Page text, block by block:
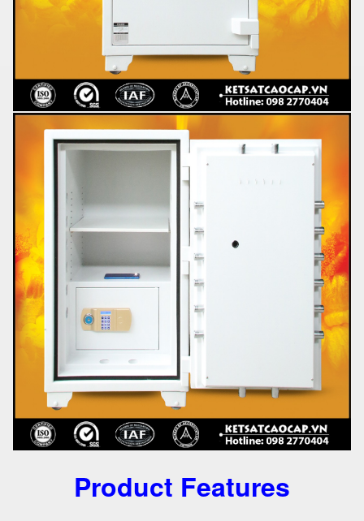
Product Features